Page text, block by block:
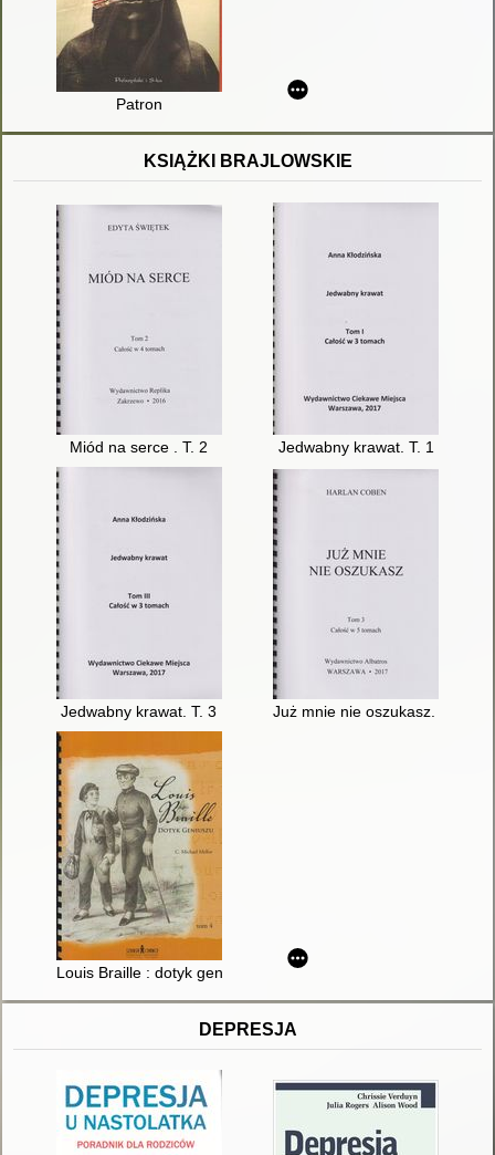
Patron
KSIĄŻKI BRAJLOWSKIE
Miód na serce . T. 2 Jedwabny krawat. T. 1
Jedwabny krawat. T. 3 Już mnie nie oszukasz. T. 3
Louis Braille : dotyk geniuszu. T. 4
DEPRESJA